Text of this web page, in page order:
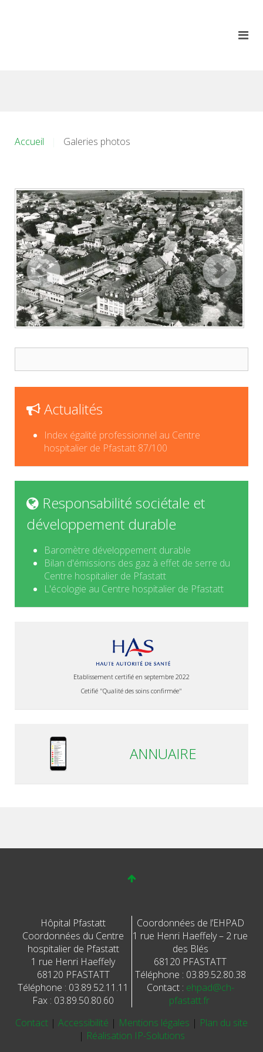
Accueil Galeries photos
Actualités
Index égalité professionnel au Centre
hospitalier de Pfastatt 87/100
Responsabilité sociétale et
développement durable
Baromètre développement durable
Bilan d'émissions des gaz à effet de serre du
Centre hospitalier de Pfastatt
L'écologie au Centre hospitalier de Pfastatt
Etablissement certifié en septembre 2022
Cetifié "Qualité des soins confirmée"
ANNUAIRE
Hôpital Pfastatt
Coordonnées du Centre
hospitalier de Pfastatt
1 rue Henri Haeffely
68120 PFASTATT
Téléphone : 03.89.52.11.11
Fax : 03.89.50.80.60
Coordonnées de l’EHPAD
1 rue Henri Haeffely – 2 rue
des Blés
68120 PFASTATT
Téléphone : 03.89.52.80.38
Contact : ehpad@ch-
pfastatt.fr
Contact | Accessibilité | Mentions légales | Plan du site
| Réalisation IP-Solutions